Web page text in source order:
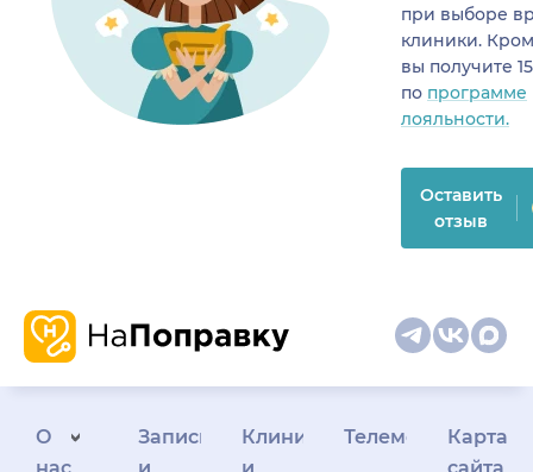
при выборе
клиники.
вы получите
по программе
лояльности.
Оставить
отзыв
О
Запись
КлиникамТелемедицина
Карта